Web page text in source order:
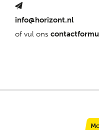
info@horizont.nl
of vul ons